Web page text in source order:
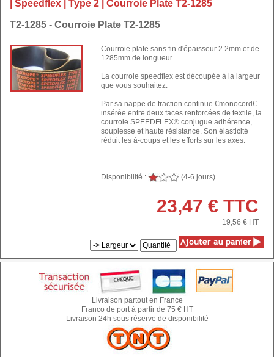
Speedflex Type 2 | Courroie Plate T2-1285
T2-1285 - Courroie Plate T2-1285
Courroie plate sans fin d'épaisseur 2.2mm et de
1285mm de longueur.
La courroie speedflex est découpée à la largeur
que vous souhaitez.
Par sa nappe de traction continue €monocord€
insérée entre deux faces renforcées de textile, la
courroie SPEEDFLEX® conjugue adhérence,
souplesse et haute résistance. Son élasticité
réduit les à-coups et les efforts sur les axes.
Disponibilité : (4-6 jours)
23,47 € TTC
19,56 € HT
Livraison partout en France
Franco de port à partir de 75 € HT
Livraison 24h sous réserve de disponibilité